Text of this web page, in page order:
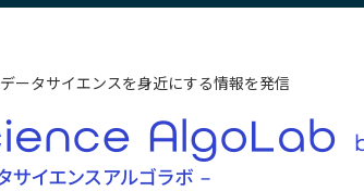
データサイエンスを身近にする情報を発信